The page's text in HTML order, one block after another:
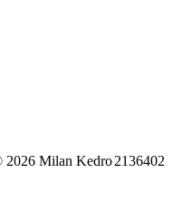
2026 Milan Kedro2136402